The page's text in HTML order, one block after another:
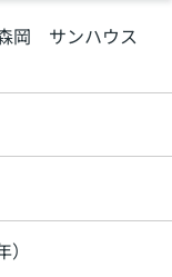
岡 サンハウス